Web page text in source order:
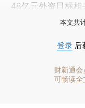
48亿元外资目标相
本文共
登录 后
财新通会
可畅读全